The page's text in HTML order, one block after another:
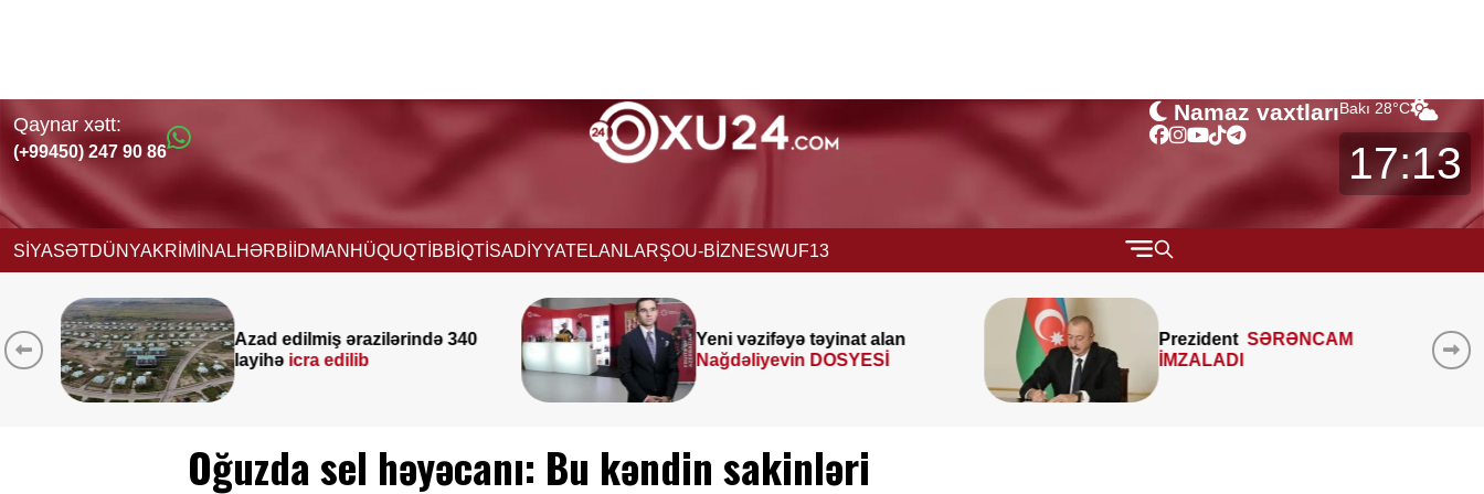
Qaynar xətt:
(+99450) 247 90 86
Namaz vaxtlarıBakı 28°C
17:13
SİYASƏTDÜNYAKRİMİNAL HƏRBİİDMANHÜQUQTİBBİQTİSADİYYATELANLARŞOU-BİZNESWUF13
MÜSAHİBƏ
MARAQLI
340
Yeni vəzifəyə təyinat alan
Nağdəliyevin DOSYESİ
PrezidentSƏRƏNCAM
İMZALADI
MTK-ların mənzil sahəsini
çöldən-çölə ölçməsi
qanunidirmi? –
Hüquqşünas
Oğuzda sel həyəcanı: Bu kəndin sakinləri